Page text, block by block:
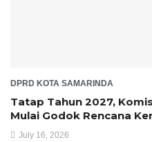
DPRD KOTA SAMARINDA
Tatap Tahun 2027,
Mulai Godok Rencana
July 16, 2026